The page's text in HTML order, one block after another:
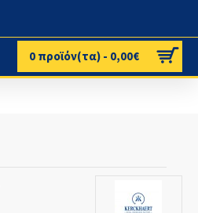
0 προϊόν(τα) - 0,00€